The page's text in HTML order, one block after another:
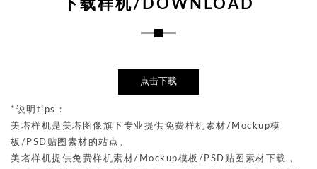
下载样机/DOWNLOAD
点击下载
*说明tips：
美塔样机是美塔图像旗下专业提供免费样机素材/Mockup模
板/PSD贴图素材的站点。
美塔样机提供免费样机素材/Mockup模板/PSD贴图素材下载，